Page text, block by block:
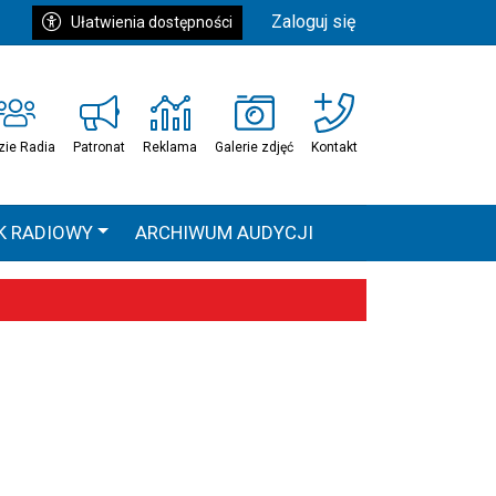
Ułatwienia dostępności Zaloguj się
Radia Patronat Reklama Galerie zdjęć Kontakt
RADIOWY ARCHIWUM AUDYCJI
HEAVEN TOUR